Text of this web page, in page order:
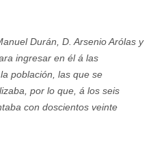
Durán, D. Arsenio Arólas y
ingresar en él á las
población, las que se
por lo que, á los seis
con doscientos veinte